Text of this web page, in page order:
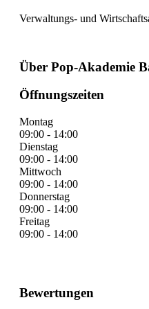
Verwaltungs- und
Über Pop-Akademie
Öffnungszeiten
Montag
09:00 - 14:00
Dienstag
09:00 - 14:00
Mittwoch
09:00 - 14:00
Donnerstag
09:00 - 14:00
Freitag
09:00 - 14:00
Bewertungen